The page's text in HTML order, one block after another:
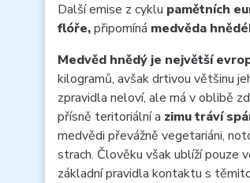
Další emise z cyklu pamětních
flóře,připomíná medvěda
Medvěd hnědý je největší
kilogramů, avšak drtivou většinu
zpravidla neloví, ale má v oblibě
přísně teritoriální a zimu tráví
medvědi převážně vegetariáni,
strach. Člověku však ublíží pouze
základní pravidla kontaktu s